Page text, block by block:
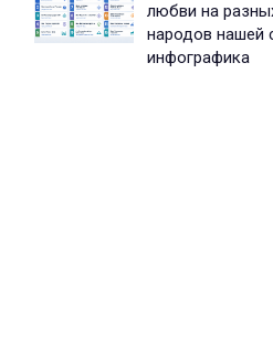
любви на
народов нашей
инфографика